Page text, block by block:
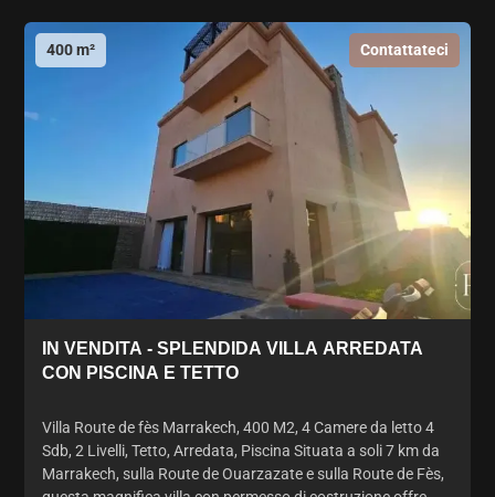
400 m² Contattateci
IN VENDITA - SPLENDIDA VILLA ARREDATA
CON PISCINA E TETTO
Villa Route de fès Marrakech, 400 M2, 4 Camere da letto 4
Sdb, 2 Livelli, Tetto, Arredata, Piscina Situata a soli 7 km da
Marrakech, sulla Route de Ouarzazate e sulla Route de Fès,